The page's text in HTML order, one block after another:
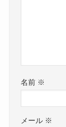
名前 ※
メール ※